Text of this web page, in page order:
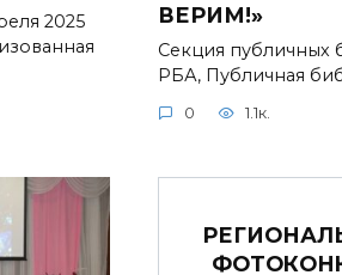
2025
ВЕРИМ!»
Секция публичных
РБА, Публичная
0 1.1к.